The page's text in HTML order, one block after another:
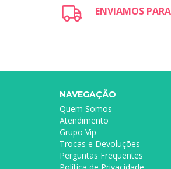
ENVIAMOS
NAVEGAÇÃO
Quem Somos
Atendimento
Grupo Vip
Trocas e Devoluções
Perguntas Frequentes